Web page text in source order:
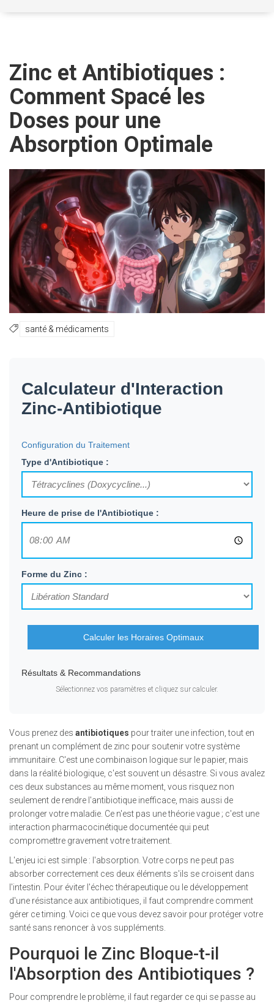
Zinc et Antibiotiques :
Comment Spacé les
Doses pour une
Absorption Optimale
santé & médicaments
Calculateur d'Interaction
Zinc-Antibiotique
Configuration du Traitement
Type d'Antibiotique :
Heure de prise de l'Antibiotique :
Forme du Zinc :
Calculer les Horaires Optimaux
Résultats & Recommandations
Sélectionnez vos paramètres et cliquez sur calculer.
Vous prenez des antibiotiques pour traiter une infection, tout en
prenant un complément de zinc pour soutenir votre système
immunitaire. C'est une combinaison logique sur le papier, mais
dans la réalité biologique, c'est souvent un désastre. Si vous avalez
ces deux substances au même moment, vous risquez non
seulement de rendre l'antibiotique inefficace, mais aussi de
prolonger votre maladie. Ce n'est pas une théorie vague ; c'est une
interaction pharmacocinétique documentée qui peut
compromettre gravement votre traitement.
L'enjeu ici est simple : l'absorption. Votre corps ne peut pas
absorber correctement ces deux éléments s'ils se croisent dans
l'intestin. Pour éviter l'échec thérapeutique ou le développement
d'une résistance aux antibiotiques, il faut comprendre comment
gérer ce timing. Voici ce que vous devez savoir pour protéger votre
santé sans renoncer à vos suppléments.
Pourquoi le Zinc Bloque-t-il
l'Absorption des Antibiotiques ?
Pour comprendre le problème, il faut regarder ce qui se passe au